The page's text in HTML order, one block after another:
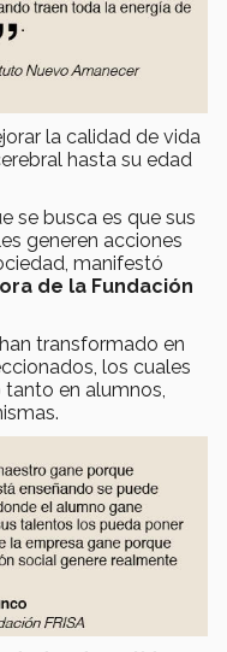
la calidad de vida
hasta su edad
se busca es que sus
generen acciones
manifestó
de la Fundación
transformado en
los cuales
en alumnos,